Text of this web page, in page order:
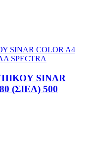
SINAR
(ΣΙΕΛ) 500